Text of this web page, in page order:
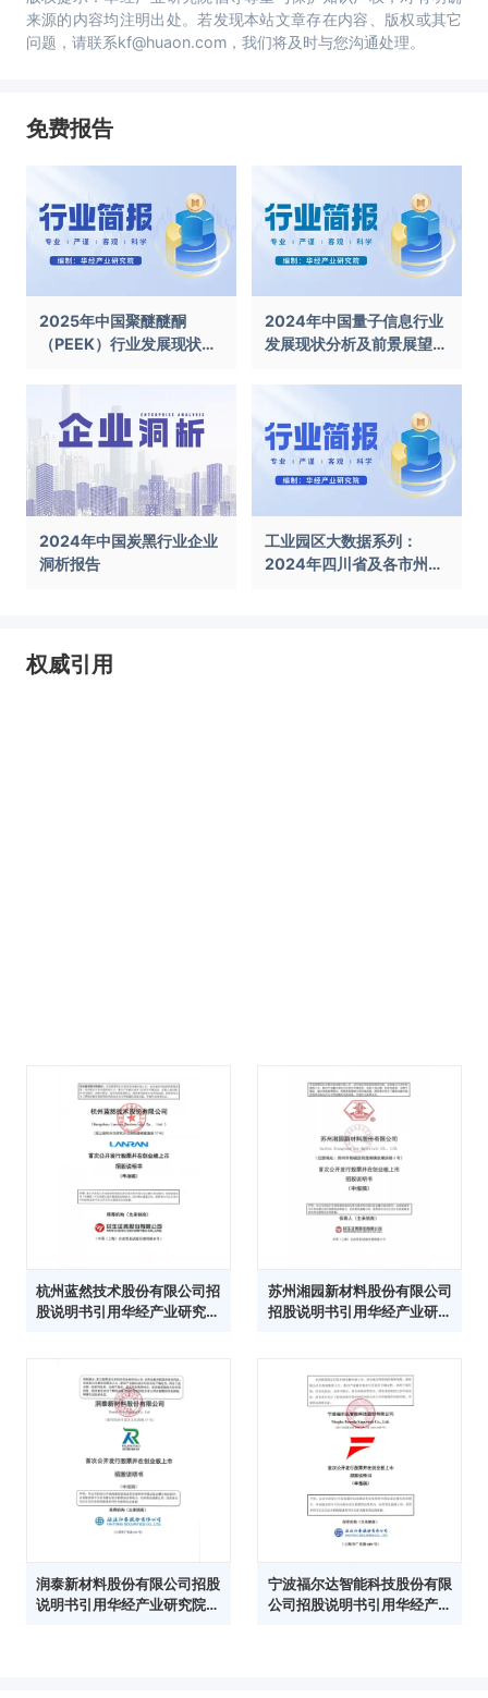
来源的内容均注明出处。若发现本站文章存在内容、版权或其它
问题，请联系kf@huaon.com，我们将及时与您沟通处理。
免费报告
2025年中国聚醚醚酮
（PEEK）行业发展现状及
2024年中国量子信息行业
发展现状分析及前景展望报
2024年中国炭黑行业企业
洞析报告
工业园区大数据系列：
2024年四川省及各市州工
权威引用
杭州蓝然技术股份有限公司招
股说明书引用华经产业研究院
苏州湘园新材料股份有限公司
招股说明书引用华经产业研究
润泰新材料股份有限公司招股
说明书引用华经产业研究院数
宁波福尔达智能科技股份有限
公司招股说明书引用华经产业